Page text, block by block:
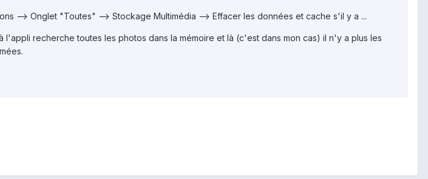
--> Onglet "Toutes" --> Stockage Multimédia --> Effacer les données et cache s'il y a ...
l'appli recherche toutes les photos dans la mémoire et là (c'est dans mon cas) il n'y a plus les